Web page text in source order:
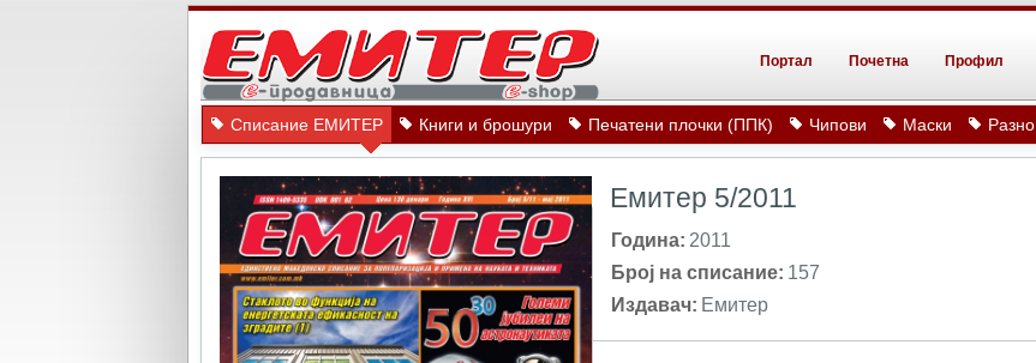
Портал Почетна Профил
Списание ЕМИТЕР Книги и брошури Печатени плочки (ППК) Чипови Маски Разно
Емитер 5/2011
Година: 2011
Број на списание: 157
Издавач: Емитер